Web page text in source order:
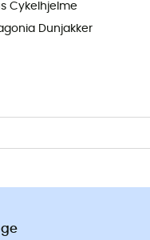
Cykelhjelme
Dunjakker